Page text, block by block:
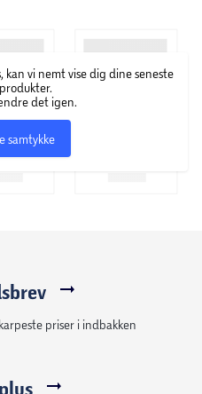
de kan zoome ind på og
samt følge og
kan vi nemt vise dig dine seneste
det igen.
samtykke
priser i indbakken